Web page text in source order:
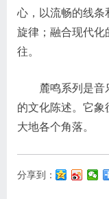
心，以流畅的线条
旋律；融合现代化
往。
麓鸣系列是
的文化陈述。它象
大地各个角落。
分享到：